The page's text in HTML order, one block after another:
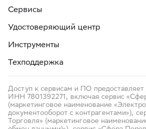
Сервисы
Удостоверяющий центр
Инструменты
Техподдержка
Доступ к сервисам и ПО
ИНН 7801392271, включая сервис
(маркетинговое наименование
документооборот с контрагентами»),
Торговля» (маркетинговое